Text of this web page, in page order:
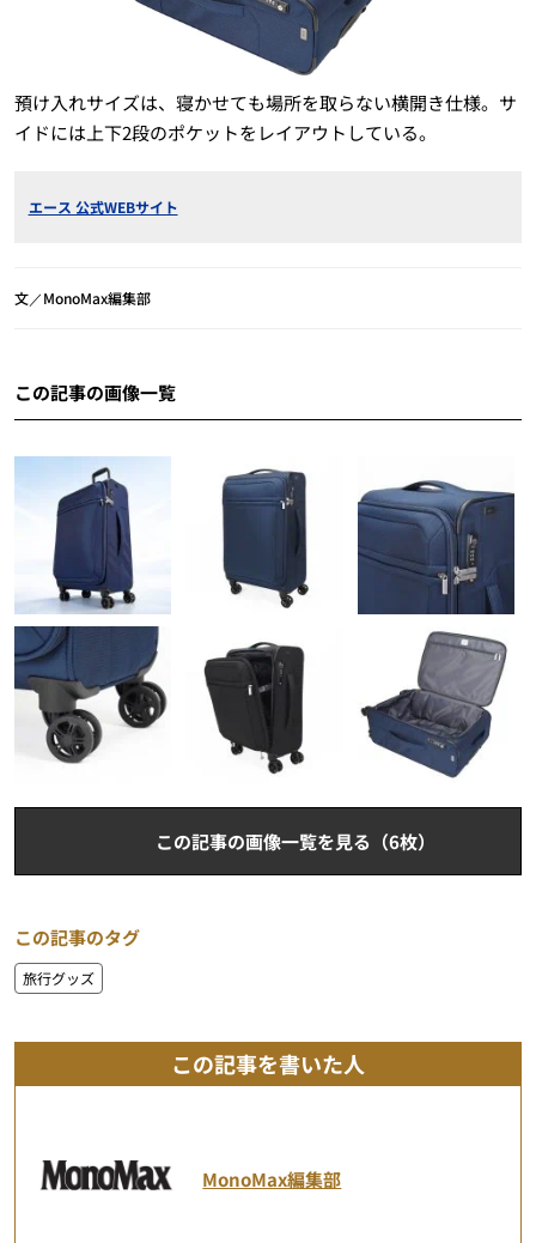
預け入れサイズは、寝かせても場所を取らない横開き仕様。サ
イドには上下2段のポケットをレイアウトしている。
エース 公式WEBサイト
文／MonoMax編集部
この記事の画像一覧
この記事の画像一覧を見る（6枚）
この記事のタグ
旅行グッズ
この記事を書いた人
MonoMax編集部